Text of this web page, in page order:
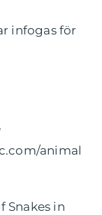
infogas för
animal
Snakes in